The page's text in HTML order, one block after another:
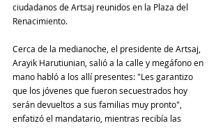
ciudadanos de Artsaj reunidos en la Plaza del
Renacimiento.
Cerca de la medianoche, el presidente de Artsaj,
Arayik Harutiunian, salió a la calle y megáfono en
mano habló a los allí presentes: "Les garantizo
que los jóvenes que fueron secuestrados hoy
serán devueltos a sus familias muy pronto",
enfatizó el mandatario, mientras recibía las